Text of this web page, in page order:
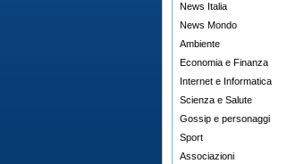
News Italia
News Mondo
Ambiente
Economia e Finanza
Internet e Informatica
Scienza e Salute
Gossip e personaggi
Sport
Associazioni